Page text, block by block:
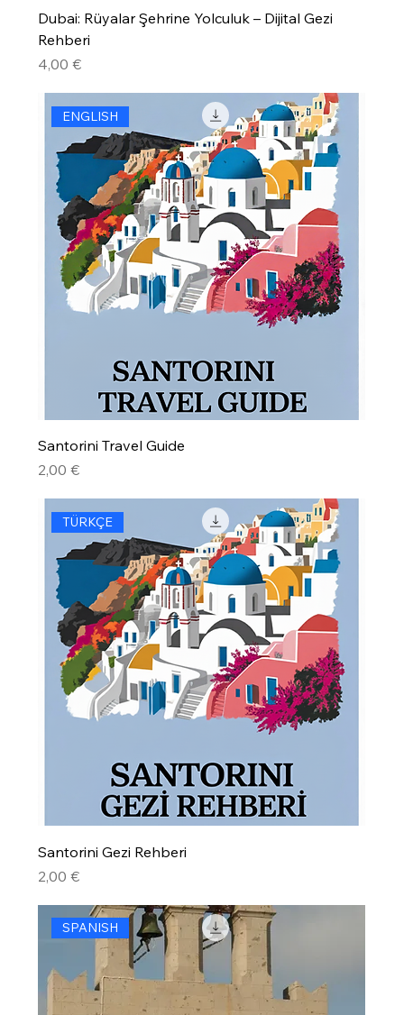
Dubai: Rüyalar Şehrine Yolculuk – Dijital Gezi
Rehberi
Precio
4,00 €
ENGLISH
Santorini Travel Guide
Precio
2,00 €
TÜRKÇE
Santorini Gezi Rehberi
Precio
2,00 €
SPANISH